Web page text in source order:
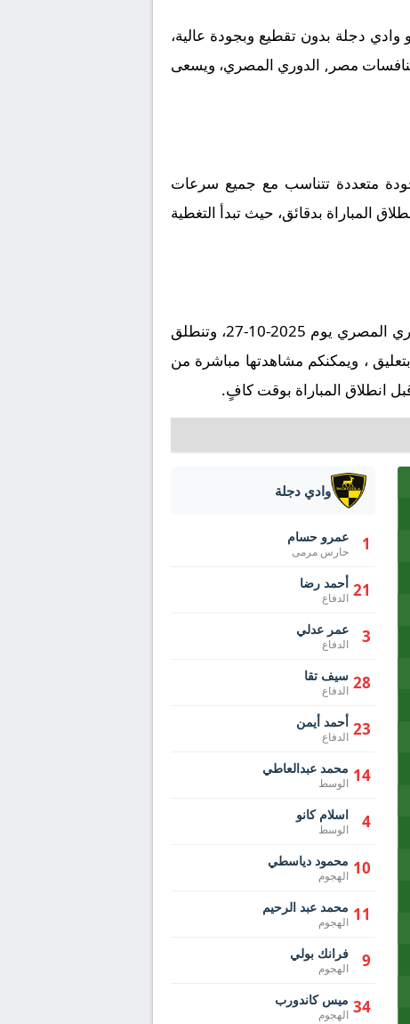
دجلة بدون تقطيع وبجودة عالية،
منافسات مصر, الدوري المصري، ويسعى
متعددة تتناسب مع جميع سرعات
المباراة بدقائق، حيث تبدأ التغطية
تُقام مباراة الاتحاد السكندري ضد وادي دجلة على ملعب استاد الإسكندرية في إطار بطولة مصر, الدوري المصري يوم 2025-10-27، وتنطلق
صافرة البداية في تمام الساعة 20:00 بتوقيت مكة المكرمة. وتُنقل المباراة عبر قناة أون سبورت 1 بتعليق ، ويمكنكم مشاهدتها مباشرة من
انطلاق المباراة بوقت كافٍ.
وادي دجلة
1 عمرو حسام
حارس مرمى
21 أحمد رضا
الدفاع
3 عمر عدلي
الدفاع
28 سيف تقا
الدفاع
23 أحمد أيمن
الدفاع
14 محمد عبدالعاطي
الوسط
4 اسلام كانو
الوسط
10 محمود دياسطي
الهجوم
11 محمد عبد الرحيم
الهجوم
9 فرانك بولي
الهجوم
34 ميس كاندورب
الهجوم